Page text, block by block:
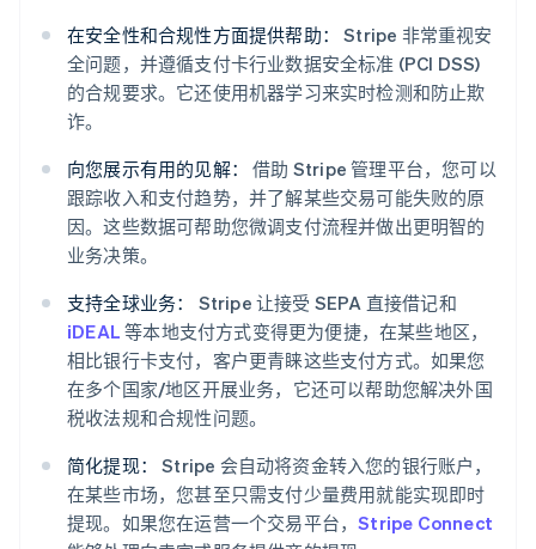
在安全性和合规性方面提供帮助：
Stripe 非常重视安
全问题，并遵循支付卡行业数据安全标准 (PCI DSS)
的合规要求。它还使用机器学习来实时检测和防止欺
诈。
向您展示有用的见解：
借助 Stripe 管理平台，您可以
跟踪收入和支付趋势，并了解某些交易可能失败的原
因。这些数据可帮助您微调支付流程并做出更明智的
业务决策。
支持全球业务：
Stripe 让接受 SEPA 直接借记和
iDEAL 等本地支付方式变得更为便捷，在某些地区，
相比银行卡支付，客户更青睐这些支付方式。如果您
在多个国家/地区开展业务，它还可以帮助您解决外国
税收法规和合规性问题。
简化提现：
Stripe 会自动将资金转入您的银行账户，
在某些市场，您甚至只需支付少量费用就能实现即时
提现。如果您在运营一个交易平台，Stripe Connect
阿联酋
爱尔兰
English
爱沙尼亚
English
奥地利
DeutschEnglish
English
巴西
PortuguêsEnglish
保加利亚